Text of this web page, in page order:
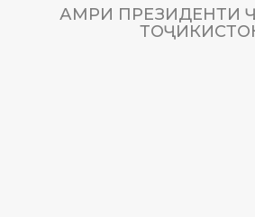
АМРИ ПРЕЗИДЕНТИ